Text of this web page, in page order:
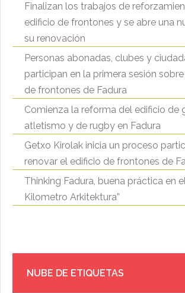
Finalizan los trabajos de
edificio de frontones y se abre una
su renovación
Personas abonadas, clubes y
participan en la primera sesión
de frontones de Fadura
Comienza la reforma del edificio de
atletismo y de rugby en Fadura
Getxo Kirolak inicia un proceso
renovar el edificio de frontones de
Thinking Fadura, buena práctica en
Kilometro Arkitektura”
NUBE DE ETIQUETAS